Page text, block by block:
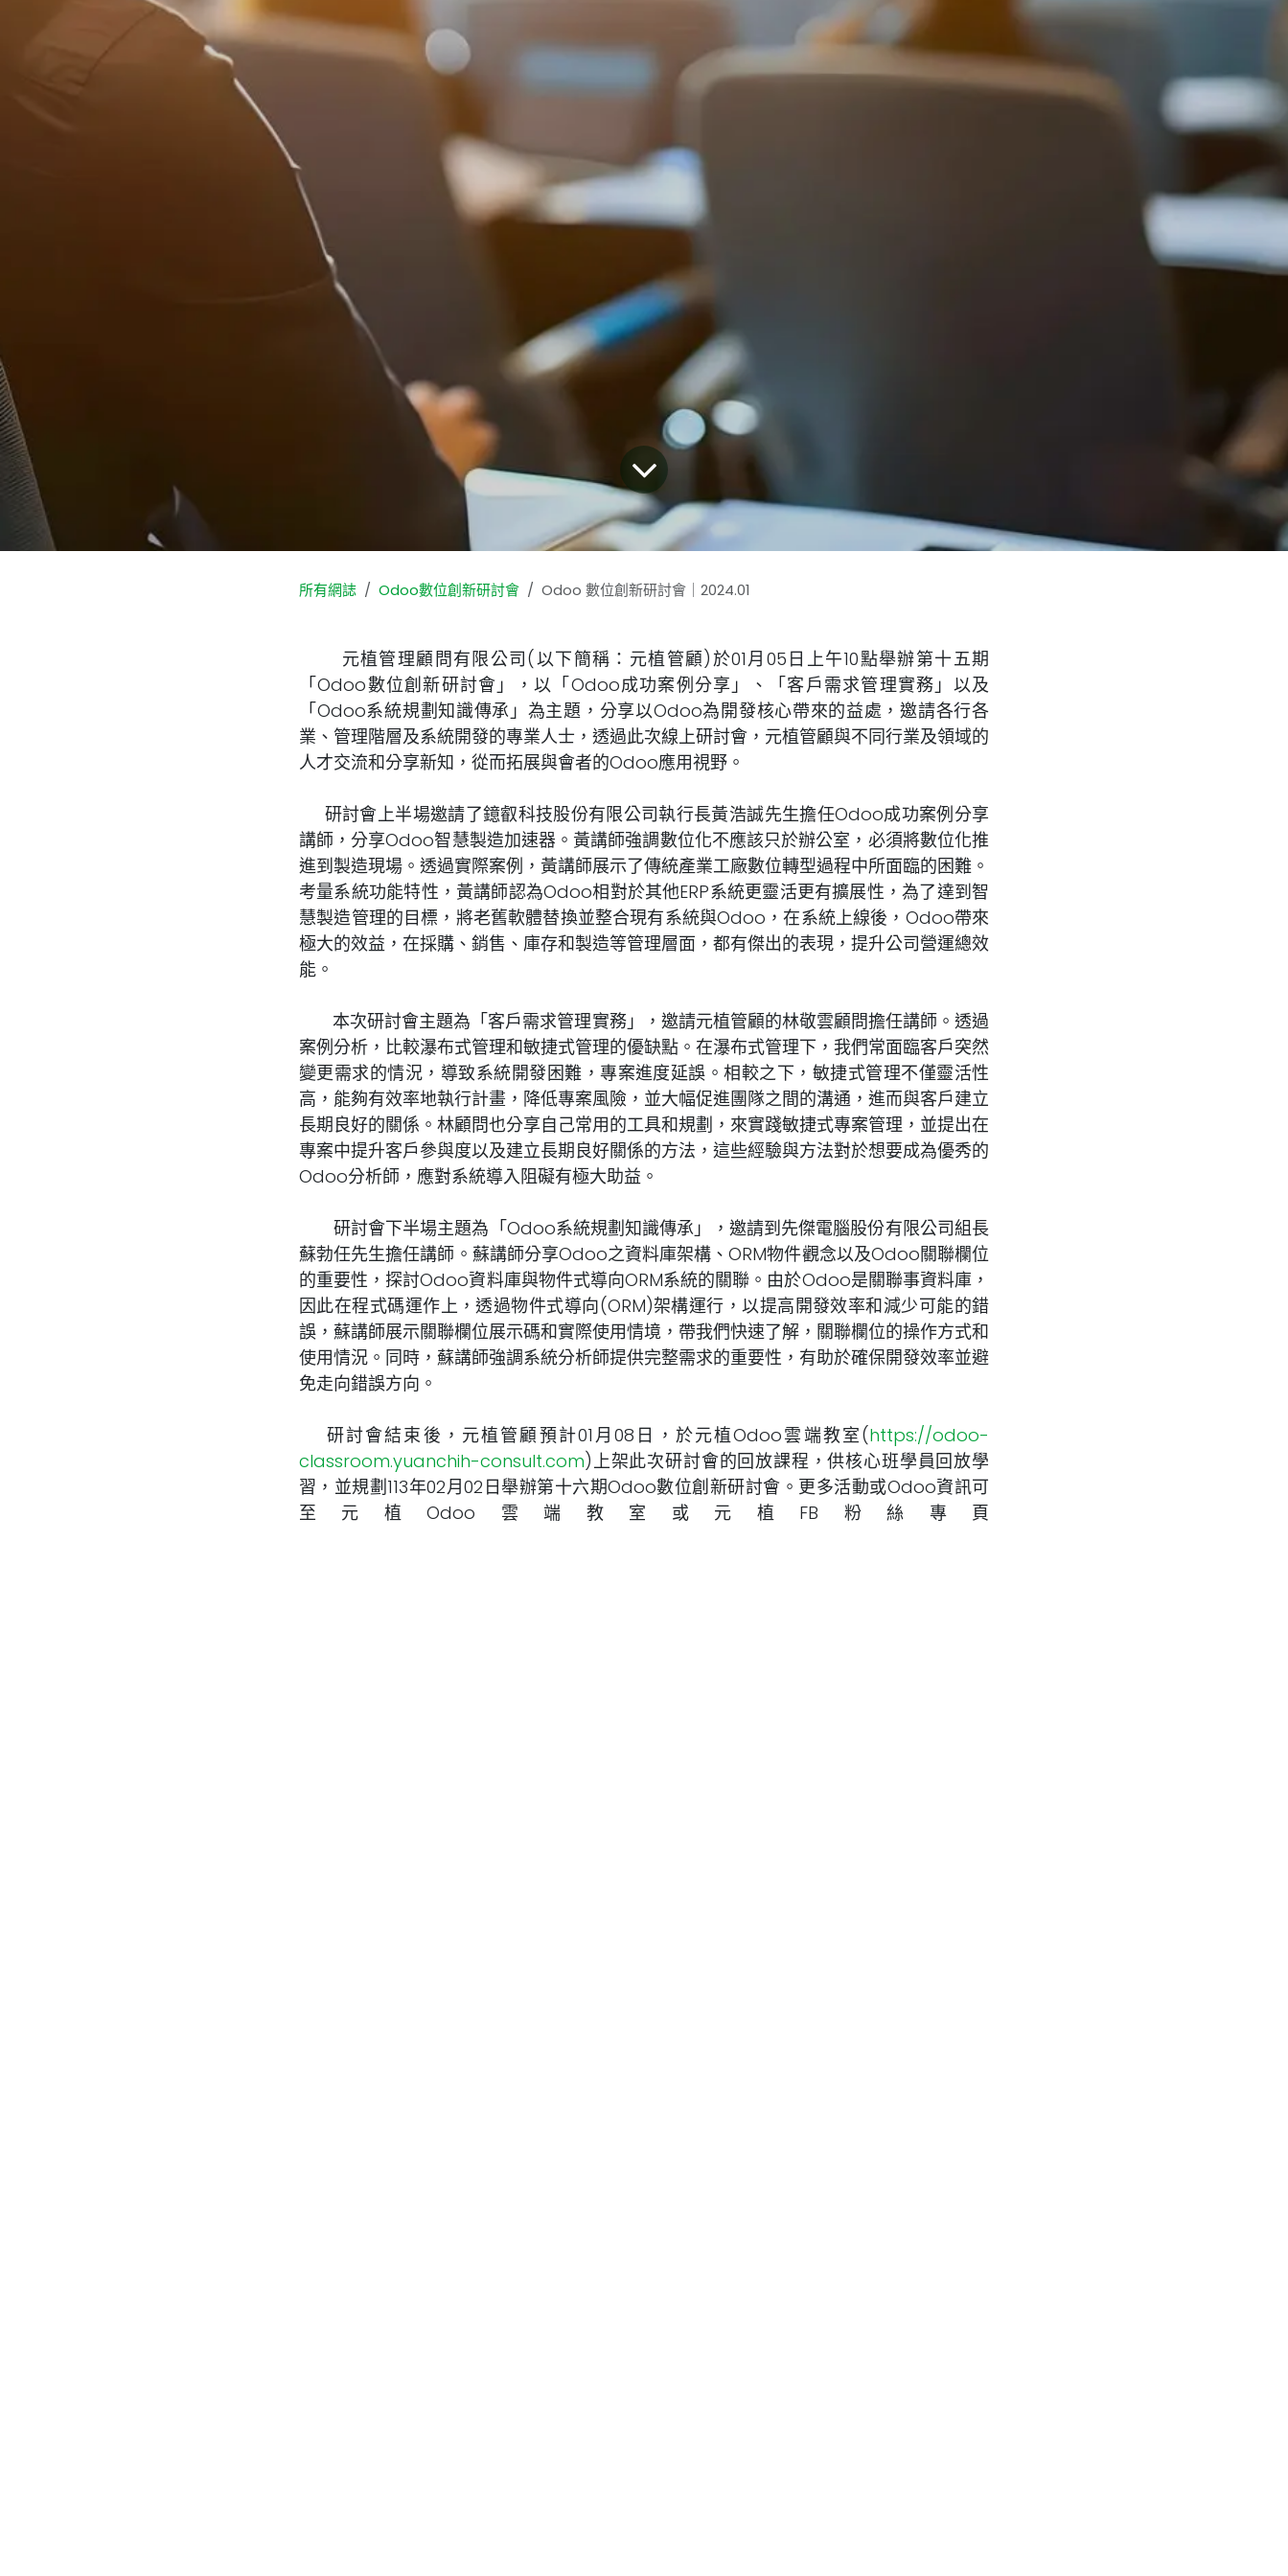
所有網誌 Odoo數位創新研討會 Odoo 數位創新研討會｜2024.01
元植管理顧問有限公司(以下簡稱：元植管顧)於01月05日上午10點舉辦第十五期
「Odoo數位創新研討會」，以「Odoo成功案例分享」、「客戶需求管理實務」以及
「Odoo系統規劃知識傳承」為主題，分享以Odoo為開發核心帶來的益處，邀請各行各
業、管理階層及系統開發的專業人士，透過此次線上研討會，元植管顧與不同行業及領域的
人才交流和分享新知，從而拓展與會者的Odoo應用視野。
研討會上半場邀請了鐿叡科技股份有限公司執行長黃浩誠先生擔任Odoo成功案例分享
講師，分享Odoo智慧製造加速器。黃講師強調數位化不應該只於辦公室，必須將數位化推
進到製造現場。透過實際案例，黃講師展示了傳統產業工廠數位轉型過程中所面臨的困難。
考量系統功能特性，黃講師認為Odoo相對於其他ERP系統更靈活更有擴展性，為了達到智
慧製造管理的目標，將老舊軟體替換並整合現有系統與Odoo，在系統上線後，Odoo帶來
極大的效益，在採購、銷售、庫存和製造等管理層面，都有傑出的表現，提升公司營運總效
能。
本次研討會主題為「客戶需求管理實務」，邀請元植管顧的林敬雲顧問擔任講師。透過
案例分析，比較瀑布式管理和敏捷式管理的優缺點。在瀑布式管理下，我們常面臨客戶突然
變更需求的情況，導致系統開發困難，專案進度延誤。相較之下，敏捷式管理不僅靈活性
高，能夠有效率地執行計畫，降低專案風險，並大幅促進團隊之間的溝通，進而與客戶建立
長期良好的關係。林顧問也分享自己常用的工具和規劃，來實踐敏捷式專案管理，並提出在
專案中提升客戶參與度以及建立長期良好關係的方法，這些經驗與方法對於想要成為優秀的
Odoo分析師，應對系統導入阻礙有極大助益。
研討會下半場主題為「Odoo系統規劃知識傳承」，邀請到先傑電腦股份有限公司組長
蘇勃任先生擔任講師。蘇講師分享Odoo之資料庫架構、ORM物件觀念以及Odoo關聯欄位
的重要性，探討Odoo資料庫與物件式導向ORM系統的關聯。由於Odoo是關聯事資料庫，
因此在程式碼運作上，透過物件式導向(ORM)架構運行，以提高開發效率和減少可能的錯
誤，蘇講師展示關聯欄位展示碼和實際使用情境，帶我們快速了解，關聯欄位的操作方式和
使用情況。同時，蘇講師強調系統分析師提供完整需求的重要性，有助於確保開發效率並避
免走向錯誤方向。
研討會結束後，元植管顧預計01月08日，於元植Odoo雲端教室(https://odoo-
classroom.yuanchih-consult.com)上架此次研討會的回放課程，供核心班學員回放學
習，並規劃113年02月02日舉辦第十六期Odoo數位創新研討會。更多活動或Odoo資訊可
至元植Odoo雲端教室或元植FB粉絲專頁